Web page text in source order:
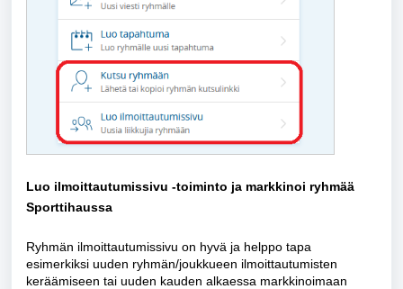
Luo ilmoittautumissivu -toiminto ja markkinoi ryhmää
Sporttihaussa
Ryhmän ilmoittautumissivu on hyvä ja helppo tapa
esimerkiksi uuden ryhmän/joukkueen ilmoittautumisten
keräämiseen tai uuden kauden alkaessa markkinoimaan